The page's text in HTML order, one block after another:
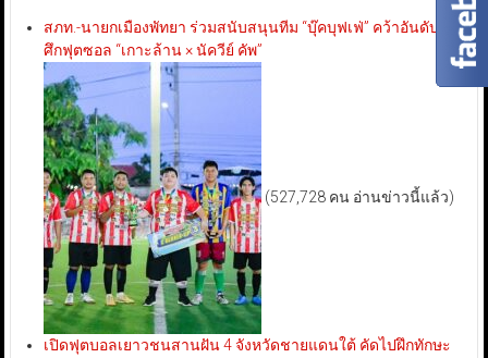
สภท.-นายกเมืองพัทยา ร่วมสนับสนุนทีม “บุ๊คบุฟเฟ่” คว้าอันดับ 3
ศึกฟุตซอล “เกาะล้าน × นัควีย์ คัพ”
(527,728 คน อ่านข่าวนี้แล้ว)
เปิดฟุตบอลเยาวชนสานฝัน 4 จังหวัดชายแดนใต้ คัดไปฝึกทักษะ